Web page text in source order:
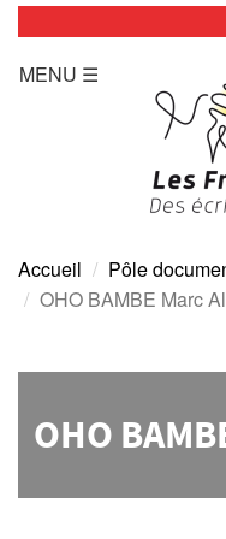
LES ZÉBRURES
Programmation/
Presse
Tarifs
Archives
TOUTE L’ANNÉE
MENU ☰
Accueil Pôle
OHO BAMBE Marc
OHO